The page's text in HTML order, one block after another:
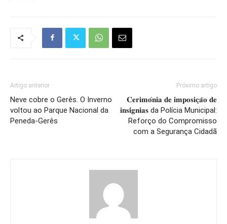
Artigo anterior
Neve cobre o Gerês. O Inverno
voltou ao Parque Nacional da
Peneda-Gerês
Próximo artigo
𝐂𝐞𝐫𝐢𝐦𝐨́𝐧𝐢𝐚 𝐝𝐞 𝐢𝐦𝐩𝐨𝐬𝐢𝐜̧𝐚̃𝐨 𝐝𝐞
𝐢𝐧𝐬𝐢́𝐠𝐧𝐢𝐚𝐬 da Polícia Municipal:
Reforço do Compromisso
com a Segurança Cidadã